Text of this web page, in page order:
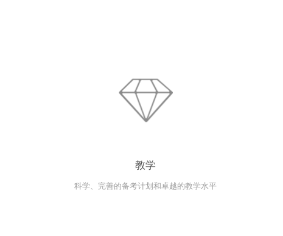
教学
科学、完善的备考计划和卓越的教学水平